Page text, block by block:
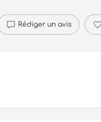
Rédiger un avis